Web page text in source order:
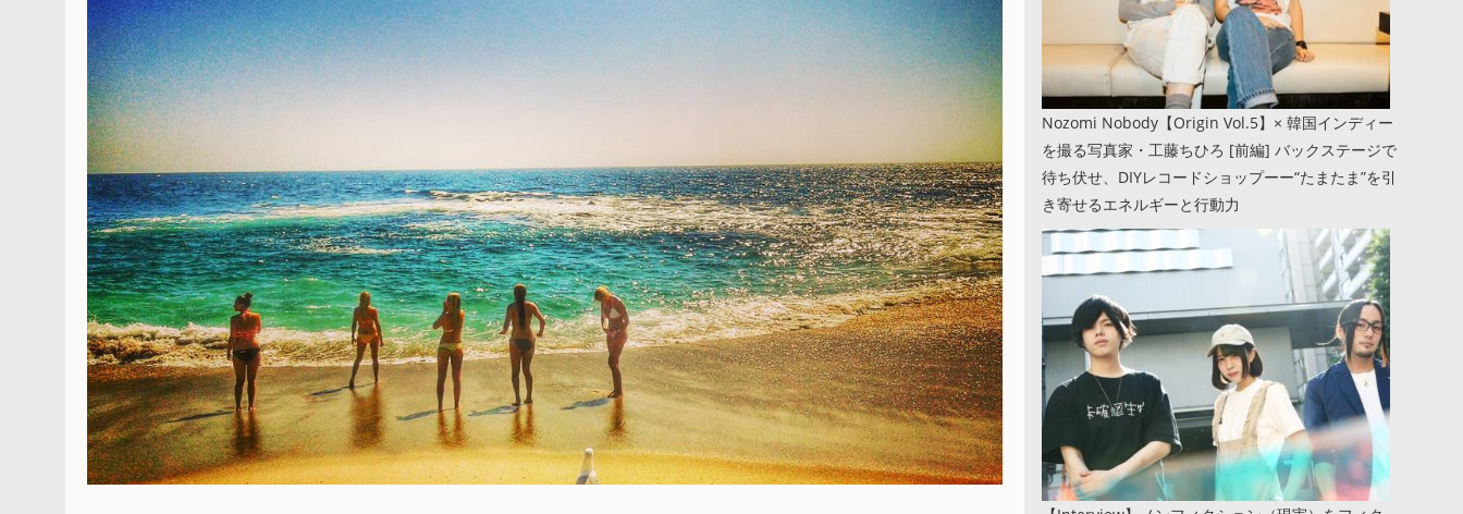
Nozomi Nobody【Origin Vol.5】× 韓国インディー
を撮る写真家・工藤ちひろ [前編] バックステージで
待ち伏せ、DIYレコードショップーー“たまたま”を引
き寄せるエネルギーと行動力